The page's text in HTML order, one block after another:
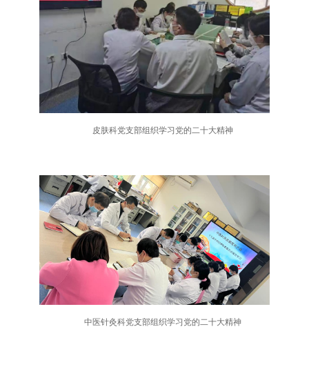
皮肤科党支部组织学习党的二十大精神
中医针灸科党支部组织学习党的二十大精神